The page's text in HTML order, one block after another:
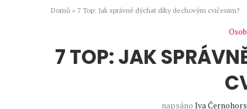
Domů » 7 Top: Jak správně dýchat díky dechovým cvičením?
7 TOP: JAK
napsánoIva